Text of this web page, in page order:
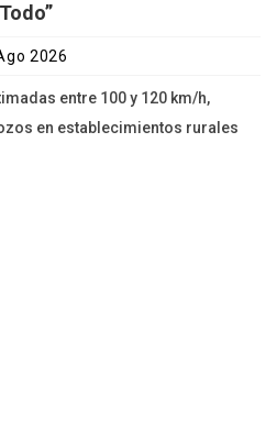
2026
entre 100 y 120 km/h,
en establecimientos rurales